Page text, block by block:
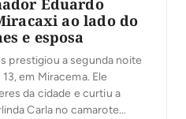
ao lado do
e esposa
prestigiou a segunda noite
em Miracema. Ele
da cidade e curtiu a
Carla no camarote